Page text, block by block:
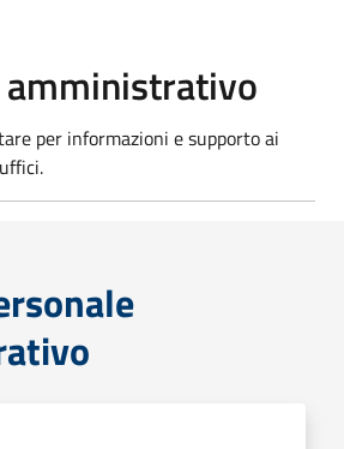
amministrativo
per informazioni e supporto ai